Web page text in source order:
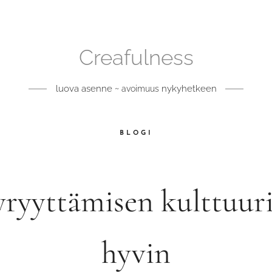
Creafulness
luova asenne ~ avoimuusnykyhetkeen
BLOGI
hyvin